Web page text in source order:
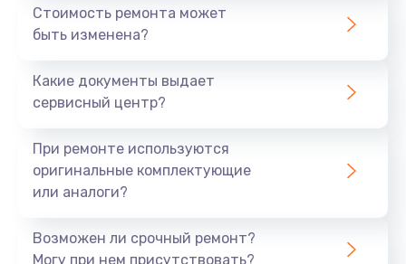
Стоимость ремонта может
быть изменена?
Какие документы выдает
сервисный центр?
При ремонте используются
оригинальные комплектующие
или аналоги?
Возможен ли срочный ремонт?
Могу при нем присутствовать?